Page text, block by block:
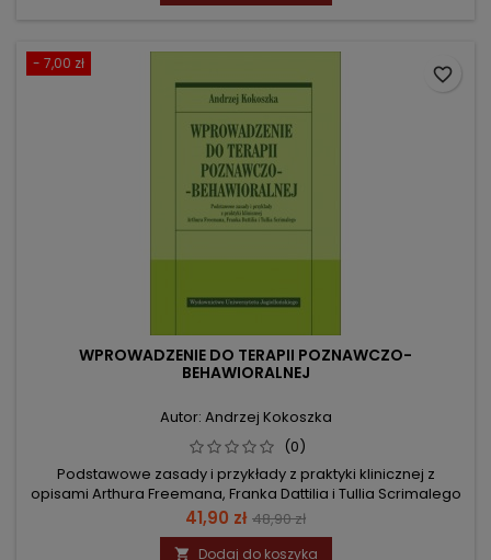
- 7,00 zł
WPROWADZENIE DO TERAPII POZNAWCZO-
BEHAWIORALNEJ
Autor: Andrzej Kokoszka
(0)
Podstawowe zasady i przykłady z praktyki klinicznej z
opisami Arthura Freemana, Franka Dattilia i Tullia Scrimalego
Cena
41,90 zł Cena
podstawowa
48,90 zł
 Dodaj do koszyka
favorite_border